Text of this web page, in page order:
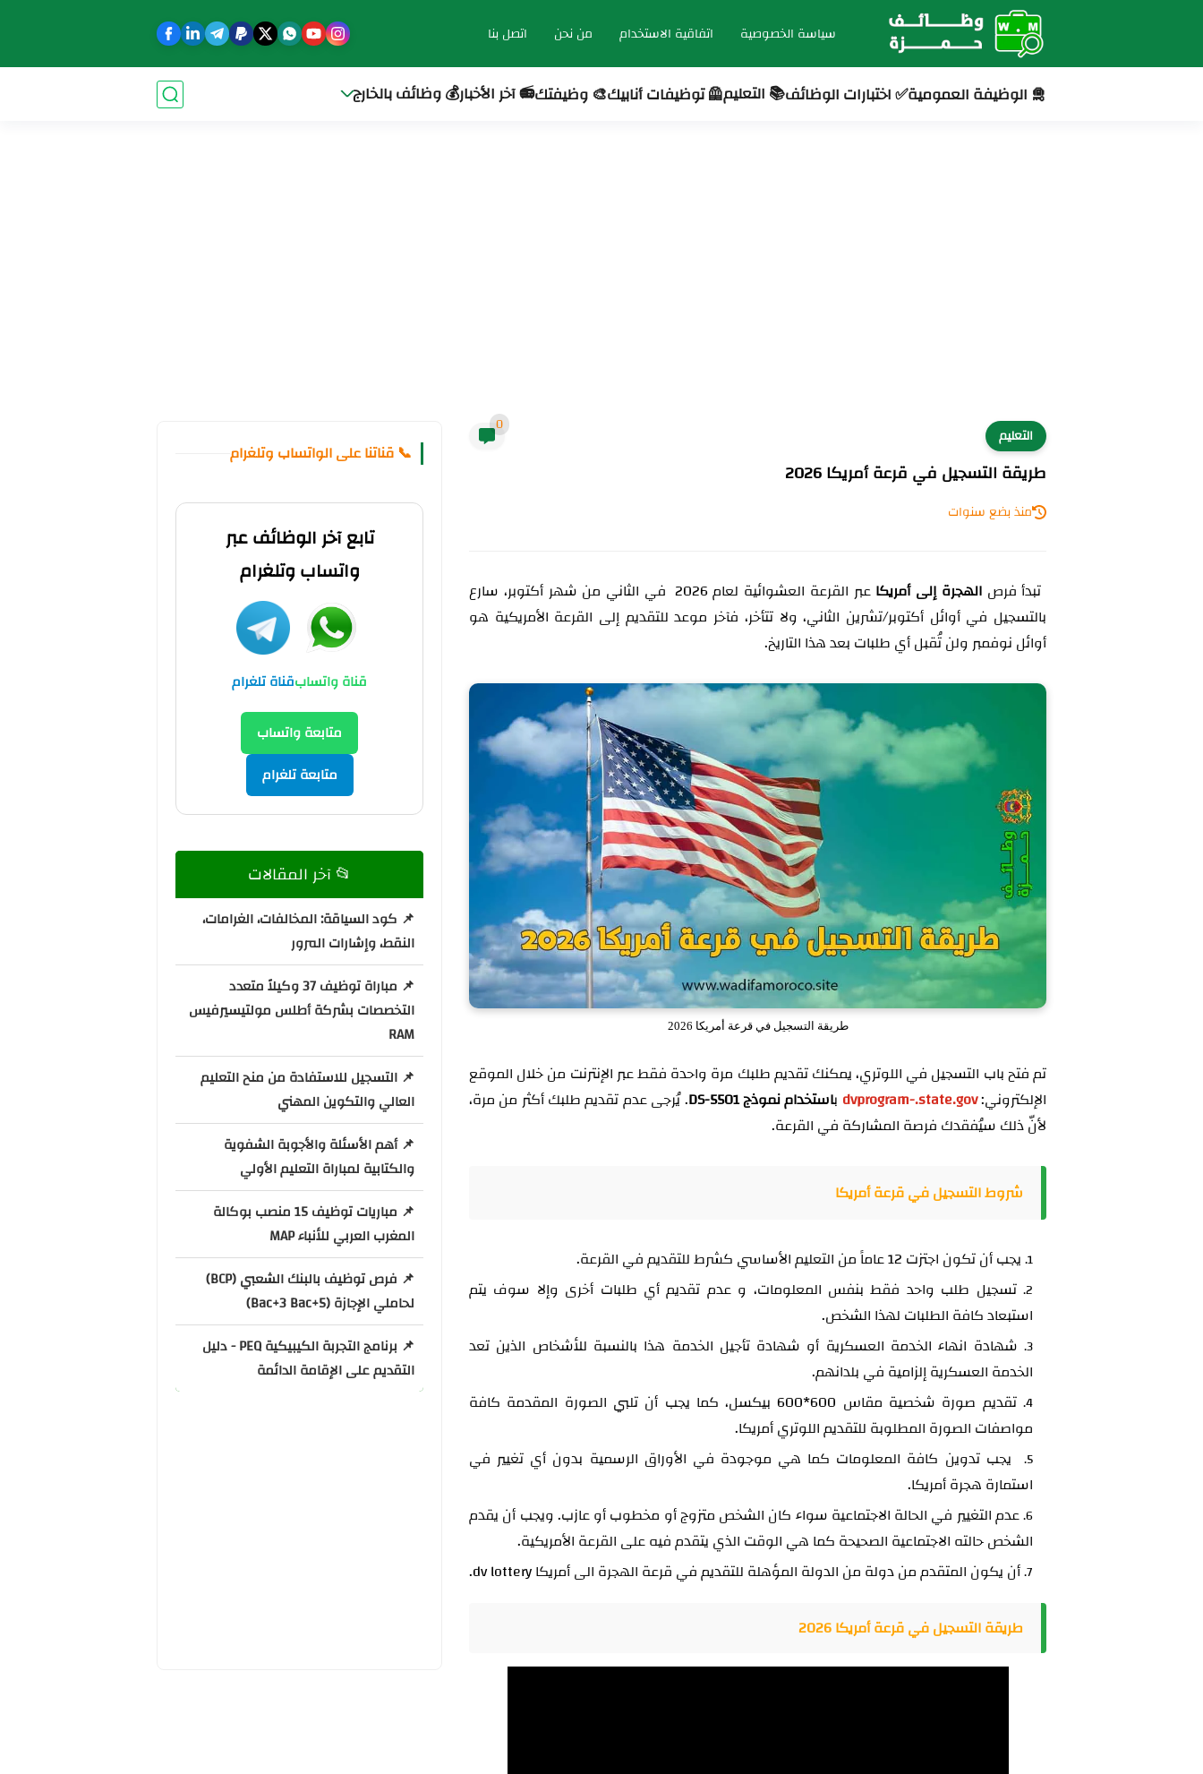
سياسة الخصوصية اتفاقية الاستخدام من نحن اتصل بنا
🛅 الوظيفة العمومية✅ اختبارات الوظائف📚 التعليم🦺 توظيفات أنابيك🎨 وظيفتك📻 آخر الأخبار💰 وظائف بالخارج
التعليم 0
طريقة التسجيل في قرعة أمريكا 2026
منذ بضع سنوات
تبدأ فرصالهجرة إلى أمريكا
عبر القرعة العشوائية لعام 2026 في الثاني من شهر أكتوبر، سارع
بالتسجيل في أوائل أكتوبر/تشرين الثاني، ولا تتأخر، فآخر موعد للتقديم إلى القرعة الأمريكية هو
أوائل نوفمبر ولن تُقبل أي طلبات بعد هذا التاريخ.
طريقة التسجيل في قرعة أمريكا 2026
تم فتح باب التسجيل في اللوتري، يمكنك تقديم طلبك مرة واحدة فقط عبر الإنترنت من خلال الموقع
الإلكتروني:dvprogram-.state.gov باستخدام نموذج DS-5501
. يُرجى عدم تقديم طلبك أكثر من مرة،
لأنّ ذلك سيُفقدك فرصة المشاركة في القرعة.
شروط التسجيل في قرعة أمريكا
يجب أن تكون اجتزت 12 عاماً من التعليم الأساسي كشرط للتقديم في القرعة.
تسجيل طلب واحد فقط بنفس المعلومات، و عدم تقديم أي طلبات أخرى وإلا سوف يتم
استبعاد كافة الطلبات لهذا الشخص.
‏شهادة انهاء الخدمة العسكرية أو شهادة تأجيل الخدمة هذا بالنسبة للأشخاص الذين تعد
الخدمة العسكرية إلزامية في بلدانهم.
تقديم صورة شخصية مقاس 600*600 بيكسل، كما يجب أن تلبي الصورة المقدمة كافة
مواصفات الصورة المطلوبة للتقديم اللوتري أمريكا.
‏يجب تدوين كافة المعلومات كما هي موجودة في الأوراق الرسمية بدون أي تغيير في
استمارة هجرة أمريكا.
عدم التغيير في الحالة الاجتماعية سواء كان الشخص متزوج أو مخطوب أو عازب. ويجب أن يقدم
الشخص حالته الاجتماعية الصحيحة كما هي الوقت الذي يتقدم فيه على القرعة الأمريكية.
أن يكون المتقدم من دولة من الدولة المؤهلة للتقديم في قرعة الهجرة الى أمريكا dv lottery.
طريقة التسجيل في قرعة أمريكا 2026
📞 قناتنا على الواتساب وتلغرام
تابع آخر الوظائف عبر
واتساب وتلغرام
قناة واتسابقناة تلغرام
متابعة واتساب
متابعة تلغرام
📂 آخر المقالات
📌 كود السياقة: المخالفات، الغرامات،
النقط، وإشارات المرور
📌 مباراة توظيف 37 وكيلاً متعدد
التخصصات بشركة أطلس مولتيسيرفيس
RAM
📌 التسجيل للاستفادة من منح التعليم
العالي والتكوين المهني
📌 أهم الأسئلة والأجوبة الشفوية
والكتابية لمباراة التعليم الأولي
📌 مباريات توظيف 15 منصب بوكالة
المغرب العربي للأنباء MAP
📌 فرص توظيف بالبنك الشعبي (BCP)
لحاملي الإجازة (Bac+3 Bac+5)
📌 برنامج التجربة الكيبيكية PEQ - دليل
التقديم على الإقامة الدائمة